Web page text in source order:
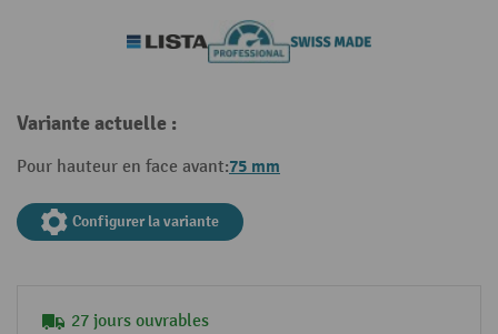
Variante actuelle :
Pour hauteur en face avant:75 mm
Configurer la variante
27 jours ouvrables